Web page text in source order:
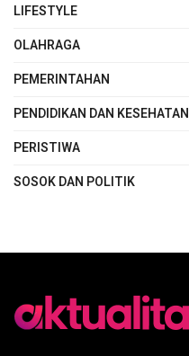
LIFESTYLE
OLAHRAGA
PEMERINTAHAN
PENDIDIKAN DAN KESEHATAN
PERISTIWA
SOSOK DAN POLITIK